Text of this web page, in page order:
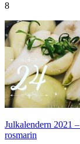
8
Julkalendern 2021
rosmarin